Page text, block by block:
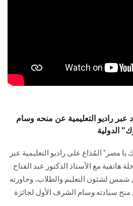
عبر راديو التعليمية عن منحه وسام
الدولية
يا مصر" المُذاع على راديو التعليمية عبر
هاتفية مع الأستاذ الدكتور عبد الفتاح
لشئون التعليم والطلاب، وحاورته
سيادته وسام الشرف الأول لجائزة